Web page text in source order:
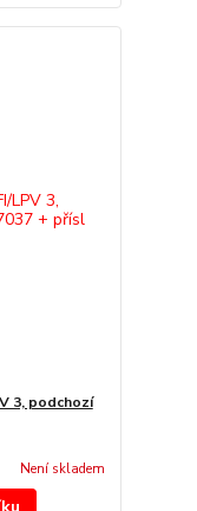
3, podchozí
Není skladem